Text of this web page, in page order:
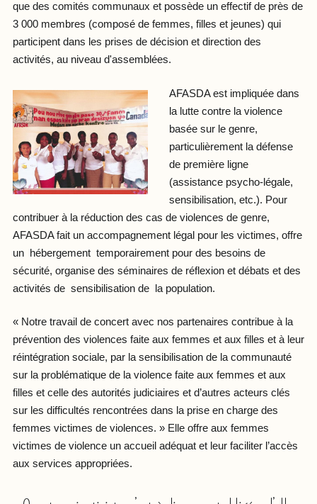
que des comités communaux et possède un effectif de près de
3 000 membres (composé de femmes, filles et jeunes) qui
participent dans les prises de décision et direction des
activités, au niveau d'assemblées.
AFASDA est impliquée dans
la lutte contre la violence
basée sur le genre,
particulièrement la défense
de première ligne
(assistance psycho-légale,
sensibilisation, etc.). Pour
contribuer à la réduction des cas de violences de genre,
AFASDA fait un accompagnement légal pour les victimes, offre
un hébergement temporairement pour des besoins de
sécurité, organise des séminaires de réflexion et débats et des
activités de sensibilisation de la population.
« Notre travail de concert avec nos partenaires contribue à la
prévention des violences faite aux femmes et aux filles et à leur
réintégration sociale, par la sensibilisation de la communauté
sur la problématique de la violence faite aux femmes et aux
filles et celle des autorités judiciaires et d’autres acteurs clés
sur les difficultés rencontrées dans la prise en charge des
femmes victimes de violences. » Elle offre aux femmes
victimes de violence un accueil adéquat et leur faciliter l’accès
aux services appropriées.